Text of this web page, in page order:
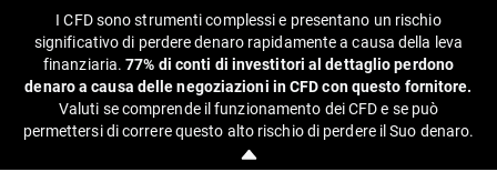
I CFD sono strumenti complessi e presentano un rischio
significativo di perdere denaro rapidamente a causa della leva
finanziaria.77% di conti di investitori al dettaglio perdono
denaro a causa delle negoziazioni in CFD con questo fornitore.
Valuti se comprende il funzionamento dei CFD e se può
permettersi di correre questo alto rischio di perdere il Suo denaro.